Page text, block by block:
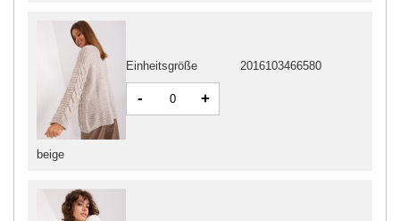
beige
Einheitsgröße 2016103466580
- +